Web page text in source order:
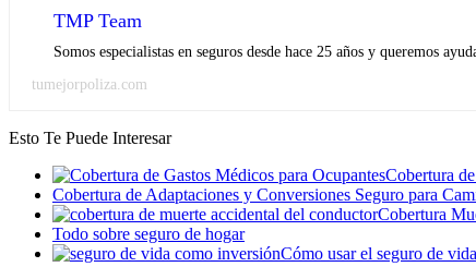
TMP Team
Somos especialistas en seguros desde hace 25 años y queremos
tumejorpoliza.com
Esto Te Puede Interesar
Cobertura
Cobertura de Adaptaciones y Conversiones Seguro para
Cobertura
Todo sobre seguro de hogar
Cómo usar el seguro de